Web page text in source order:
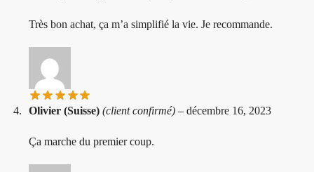
Très bon achat, ça m’a simplifié la vie. Je recommande.
Olivier (Suisse) (client confirmé) – décembre 16, 2023
Ça marche du premier coup.